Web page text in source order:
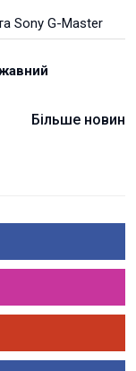
Sony G-Master
Більше новин